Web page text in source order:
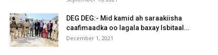
DEG DEG:- Mid kamid ah saraakiisha
caafimaadka oo lagala baxay Isbitaal...
December 1, 2021